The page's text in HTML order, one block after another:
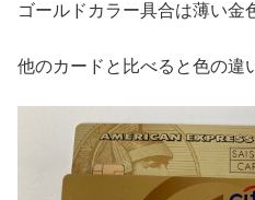
ゴールドカラー具合は薄い金
他のカードと比べると色の違